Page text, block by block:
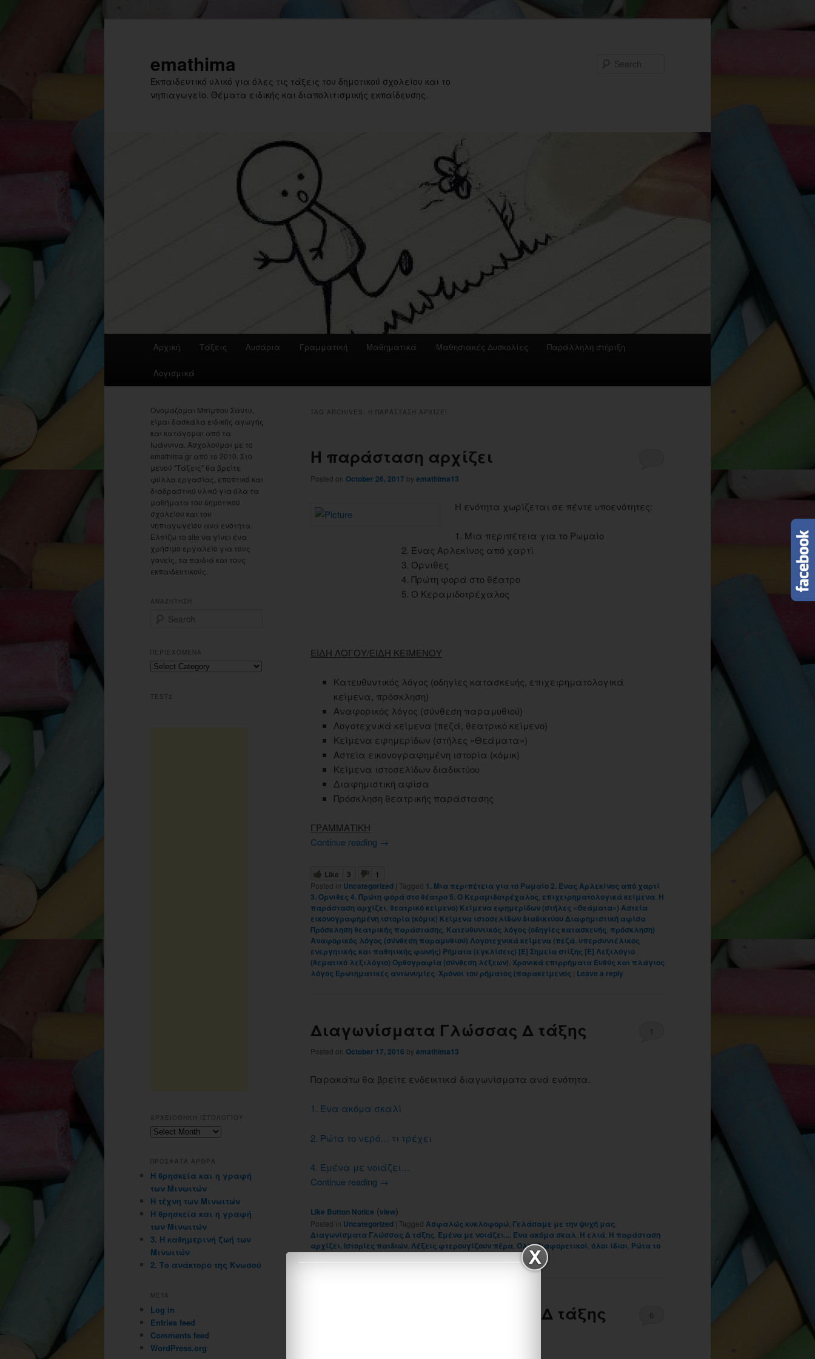
emathima
Εκπαιδευτικό υλικό για όλες τις τάξεις του δημοτικού σχολείου και το
νηπιαγωγείο. Θέματα ειδικής και διαπολιτισμικής εκπαίδευσης.
Αρχική Τάξεις Λυσάρια Γραμματική Μαθηματικά Μαθησιακές Δυσκολίες Παράλληλη στήριξη
Λογισμικά
TAG ARCHIVES: Η ΠΑΡΆΣΤΑΣΗ ΑΡΧΊΖΕΙ
Η παράσταση αρχίζει
Posted on October 26, 2017 by emathima13
Η ενότητα χωρίζεται σε πέντε υποενότητες:
1. Μια περιπέτεια για το Ρωμαίο
2. Ένας Αρλεκίνος από χαρτί
3. Όρνιθες
4. Πρώτη φορά στο θέατρο
5. O Κεραμιδοτρέχαλος
ΕΙΔΗ ΛΟΓΟΥ/ΕΙΔΗ ΚΕΙΜΕΝΟΥ
Κατευθυντικός λόγος (οδηγίες κατασκευής, επιχειρηματολογικά
κείμενα, πρόσκληση)
Αναφορικός λόγος (σύνθεση παραμυθιού)
Λογοτεχνικά κείμενα (πεζά, θεατρικό κείμενο)
Κείμενα εφημερίδων (στήλες «Θεάματα»)
Aστεία εικονογραφημένη ιστορία (κόμικ)
Κείμενα ιστοσελίδων διαδικτύου
Διαφημιστική αφίσα
Πρόσκληση θεατρικής παράστασης
ΓΡΑΜΜΑΤΙΚΗ
Continue reading →
Like 3
1
Posted in Uncategorized | Tagged 1. Μια περιπέτεια για το Ρωμαίο 2. Ένας Αρλεκίνος από χαρτί
3. Όρνιθες 4. Πρώτη φορά στο θέατρο 5. O Κεραμιδοτρέχαλος επιχειρηματολογικά κείμενα Η
παράσταση αρχίζει θεατρικό κείμενο) Κείμενα εφημερίδων (στήλες «Θεάματα») Aστεία
εικονογραφημένη ιστορία (κόμικ) Κείμενα ιστοσελίδων διαδικτύου Διαφημιστική αφίσα
Πρόσκληση θεατρικής παράστασης Κατευθυντικός λόγος (οδηγίες κατασκευής πρόσκληση)
Αναφορικός λόγος (σύνθεση παραμυθιού) Λογοτεχνικά κείμενα (πεζά υπερσυντέλικος
ενεργητικής και παθητικής φωνής) Ρήματα (εγκλίσεις) [Ε] Σημεία στίξης [Ε] Λεξιλόγιο
(θεματικό λεξιλόγιο) Oρθογραφία (σύνθεση λέξεων) Χρονικά επιρρήματα Ευθύς και πλάγιος
λόγος Ερωτηματικές αντωνυμίες Χρόνοι του ρήματος (παρακείμενος | Leave a reply
Διαγωνίσματα Γλώσσας Δ τάξης
Posted on October 17, 2016 by emathima13
1
Παρακάτω θα βρείτε ενδεικτικά διαγωνίσματα ανά ενότητα.
1. Ένα ακόμα σκαλί
2. Ρώτα το νερό… τι τρέχει
4. Εμένα με νοιάζει…
Continue reading →
Like Button Notice (view)
Posted in Uncategorized | Tagged Ασφαλώς κυκλοφορώ Γελάσαμε με την ψυχή μας
Διαγωνίσματα Γλώσσας Δ τάξης Εμένα με νοιάζει... Ένα ακόμα σκαλ Η ελιά Η παράσταση
αρχίζει Ιστορίες παιδιών Λέξεις φτερουγίζουν πέρα Όλοι διαφορετικοί όλοι ίδιοι Ρώτα το
Φύλλα εργασίας Γλώσσας Δ τάξης
6
Ονομάζομαι Μπίμπου Σάντυ,
είμαι δασκάλα ειδικής αγωγής
και κατάγομαι από τα
Ιωάννινα. Ασχολούμαι με το
emathima.gr από το 2010. Στο
μενού "Τάξεις" θα βρείτε
φύλλα εργασίας, εποπτικό και
διαδραστικό υλικό για όλα τα
μαθήματα του δημοτικού
σχολείου και του
νηπιαγωγείου ανά ενότητα.
Ελπίζω το site να γίνει ένα
χρήσιμο εργαλείο για τους
γονείς, τα παιδιά και τους
εκπαιδευτικούς.
ΑΝΑΖΗΤΗΣΗ
r
c
h
ΠΕΡΙΕΧΟΜΕΝΑ
Περιεχομενα
TEST2
ΑΡΧΕΙΟΘΗΚΗ ΙΣΤΟΛΟΓΙΟΥ
Αρχειοθηκη
ΠΡΟΣΦΑΤΑ ΑΡΘΡΑ
Η θρησκεία και η γραφή
των Μινωιτών
Η τέχνη των Μινωιτών
Η θρησκεία και η γραφή
των Μινωιτών
3. Η καθημερινή ζωή των
Μινωιτών
2. Το ανάκτορο της Κνωσού
META
Log in
Entries feed
Comments feed
WordPress.org